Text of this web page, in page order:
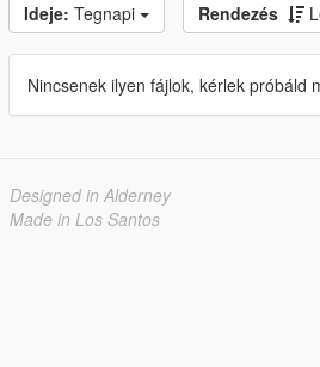
Ideje: Tegnapi Rendezés
Nincsenek ilyen fájlok, kérlek próbáld
Designed in Alderney
Made in Los Santos